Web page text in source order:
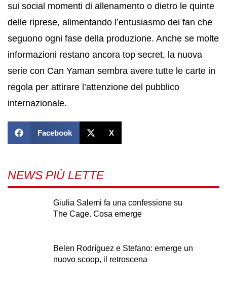
sui social momenti di allenamento o dietro le quinte
delle riprese, alimentando l’entusiasmo dei fan che
seguono ogni fase della produzione. Anche se molte
informazioni restano ancora top secret, la nuova
serie con Can Yaman sembra avere tutte le carte in
regola per attirare l’attenzione del pubblico
internazionale.
Facebook X
NEWS PIÙ LETTE
Giulia Salemi fa una confessione su
The Cage. Cosa emerge
Belen Rodríguez e Stefano: emerge un
nuovo scoop, il retroscena